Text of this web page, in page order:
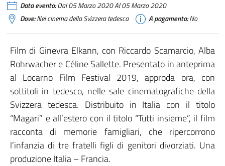
Data evento:Dal 05 Marzo 2020 Al 05 Marzo 2020
Dove:Nei cinema della Svizzera tedesca A pagamento:No
Film di Ginevra Elkann, con Riccardo Scamarcio, Alba
Rohrwacher e Céline Sallette. Presentato in anteprima
al Locarno Film Festival 2019, approda ora, con
sottitoli in tedesco, nelle sale cinematografiche della
Svizzera tedesca. Distribuito in Italia con il titolo
“Magari” e all’estero con il titolo “Tutti insieme”, il film
racconta di memorie famigliari, che ripercorrono
l’infanzia di tre fratelli figli di genitori divorziati. Una
produzione Italia – Francia.